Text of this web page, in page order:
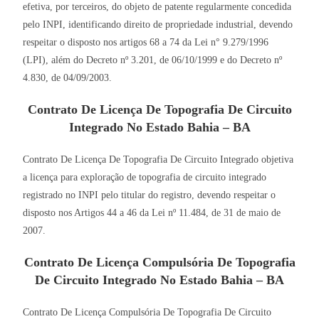
efetiva, por terceiros, do objeto de patente regularmente concedida
pelo INPI, identificando direito de propriedade industrial, devendo
respeitar o disposto nos artigos 68 a 74 da Lei n° 9.279/1996
(LPI), além do Decreto nº 3.201, de 06/10/1999 e do Decreto nº
4.830, de 04/09/2003.
Contrato De Licença De Topografia De Circuito
Integrado No Estado Bahia – BA
Contrato De Licença De Topografia De Circuito Integrado objetiva
a licença para exploração de topografia de circuito integrado
registrado no INPI pelo titular do registro, devendo respeitar o
disposto nos Artigos 44 a 46 da Lei nº 11.484, de 31 de maio de
2007.
Contrato De Licença Compulsória De Topografia
De Circuito Integrado No Estado Bahia – BA
Contrato De Licença Compulsória De Topografia De Circuito